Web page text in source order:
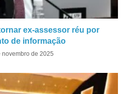
ex-assessor réu por
de informação
novembro de 2025